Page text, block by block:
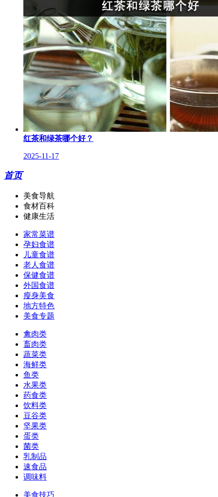
红茶和绿茶哪个好？
2025-11-17
首页
美食导航
食材百科
健康生活
家常菜谱
孕妇食谱
儿童食谱
老人食谱
保健食谱
外国食谱
瘦身美食
地方特色
美食专题
禽肉类
畜肉类
蔬菜类
海鲜类
鱼类
水果类
药食类
饮料类
豆谷类
坚果类
蛋类
菌类
乳制品
速食品
调味料
美食技巧